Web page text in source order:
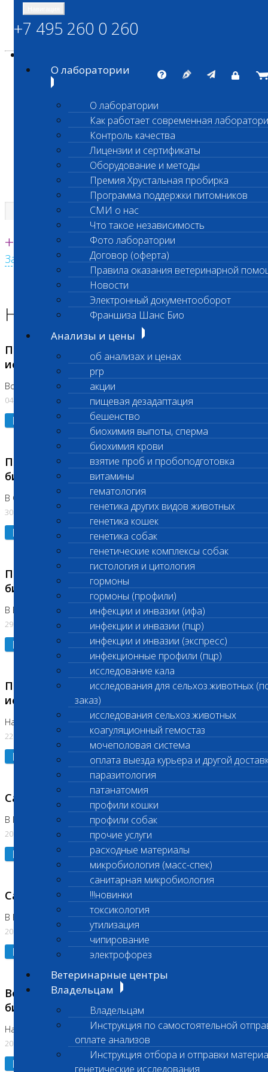
ШАНС БИО
Независимая ветеринарная лаборатория
Единая круглосуточная справочная
+7 495 260 0 260
Заказать звонок с сайта
+7 495 260 0 260
О лаборатории
О лаборатории
Как работает современная
Контроль качества
Лицензии и сертификаты
Оборудование и методы
Премия Хрустальная пробирка
Программа поддержки питомников
СМИ о нас
Что такое независимость
Фото лаборатории
Договор (оферта)
Правила оказания ветеринарной
Новости
Электронный документооборот
Франшиза Шанс Био
Анализы и цены
об анализах и ценах
prp
акции
пищевая дезадаптация
бешенство
биохимия выпоты, сперма
биохимия крови
взятие проб и пробоподготовка
витамины
гематология
генетика других видов животных
генетика кошек
генетика собак
генетические комплексы собак
гистология и цитология
гормоны
гормоны (профили)
инфекции и инвазии (ифа)
инфекции и инвазии (пцр)
инфекции и инвазии (экспресс)
инфекционные профили (пцр)
исследование кала
исследования для сельхоз.животных
заказ)
исследования сельхоз.животных
коагуляционный гемостаз
мочеполовая система
оплата выезда курьера и другой
паразитология
патанатомия
профили кошки
профили собак
прочие услуги
расходные материалы
микробиология (масс-спек)
санитарная микробиология
!!!новинки
токсикология
утилизация
чипирование
электрофорез
Ветеринарные центры
Владельцам
Владельцам
Инструкция по самостоятельной
оплате анализов
Инструкция отбора и отправки
генетические исследования
Главная страница
Новости лаборатории
Приостановка срочных биохимических
исследований
Во Владыкино
04.08.2026
Подробнее
Приостановлено выполнение срочных
биохимических исследований
В Сколково. Код (123,309,310)
30.07.2026
Подробнее
Приостановлено выполнение срочных
биохимических исследований
В Бутово 29.07.26
29.07.2026
Подробнее
Приостановлено выполнение биохимических
исследований
На Нагорной. Код ( 123,310,309)
22.07.2026
Подробнее
Санитарные дни
В Коломне 24.07.2026 и 28.07.2026
20.07.2026
Подробнее
Санитарный день
В Бутово 21.07.2026
20.07.2026
Подробнее
Возобновлено выполнение срочных
биохимических исследований
На Нагорной
20.07.2026
Подробнее